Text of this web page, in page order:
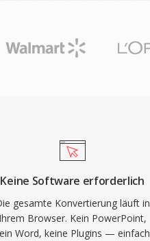
Keine Software erforderlich
gesamte Konvertierung läuft in
Ihrem Browser. Kein PowerPoint,
Word, keine Plugins — einfach